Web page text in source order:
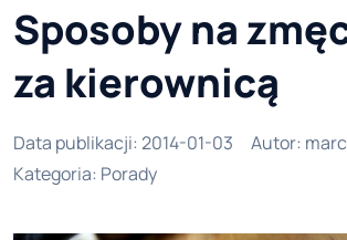
Sposoby na
za kierownicą
Data publikacji: 2014-01-03 Autor:
Kategoria: Porady